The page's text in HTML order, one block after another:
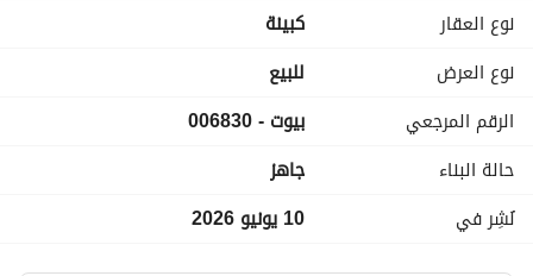
مناطق ألعاب للأطفال - نادي صحي - مساحات خضراء واسعة
الكود : 006830
ريماكس_بروفيشنال remax
نوع العقار
كبينة
نوع العرض
للبيع
الرقم المرجعي
بيوت - 006830
حالة البناء
جاهز
نُشِر في
10 يونيو 2026